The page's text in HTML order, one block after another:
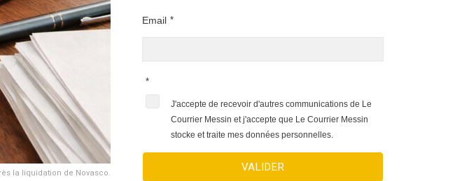
la liquidation de Novasco.
Email *
*
J'accepte de recevoir d'autres communications de Le
Courrier Messin et j'accepte que Le Courrier Messin
stocke et traite mes données personnelles.
VALIDER